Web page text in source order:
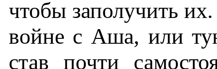
чтобы заполучить
войне с Аша, или
став почти